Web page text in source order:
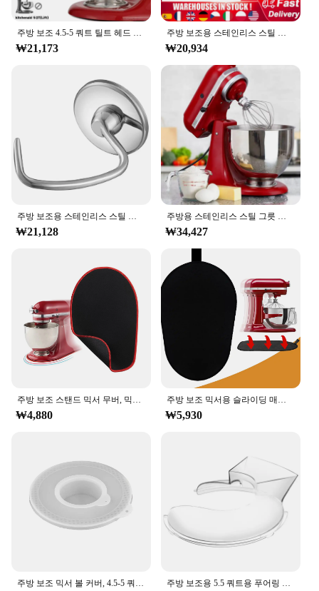
**Versatile and Adaptable for Every Kitchen**
Whether you're a professional baker or a home
cook, the KitchenAid 5Q Tilt Head Mixer is a
versatile addition to your kitchen arsenal. Its
powerful motor and ergonomic design make it an
ideal choice for a variety of tasks, from kneading
bread dough to whipping up light and fluffy
meringue. The included comprehensive set of
attachments expands its functionality, allowing you
to tackle a wide range of culinary creations with
ease. Its lightweight yet robust construction ensures
that it can be used for extended periods without
fatigue, making it a reliable partner for all your
kitchen adventures.
**A Seamless Fit for Every Kitchen**
With its wholesale availability and vendor support,
the KitchenAid 5Q Tilt Head Mixer is not just a
standout product but also a wise investment for
those who value quality and efficiency in their
kitchen. Its design is not only aesthetically pleasing
but also thoughtfully crafted to fit seamlessly into
any kitchen setup. Whether you're looking to
upgrade your current mixer or starting from scratch,
this mixer set is an excellent choice for anyone
looking to enhance their baking and cooking
experience. The KitchenAid 5Q Tilt Head Mixer is
more than just a tool; it's a companion for your
culinary journey, ensuring that every recipe is a
success.
주방 보조 4.5-5 쿼트 틸트 헤드 스탠드 믹서 스테인레스 스틸 플랫 비터 부착 교체 부품, 세척 가능한 보울
₩21,173
주방 보조용 스테인리스 스틸 플랫 비터, 틸트 헤드 스탠드, 믹서 부착 교체 부품, 세척 가능 보울, 4.5-5 쿼트
₩20,934
주방 보조용 스테인리스 스틸 반죽 후크 부착물, 4.5-5 쿼트 틸트 헤드 스탠드 믹서, 교체 부품, 빵 후크
₩21,128
주방용 스테인리스 스틸 그릇 에그비터 믹서, 4.5-5 쿼트 틸트 헤드 스탠드 믹서, 식기 세척기 안전
₩34,427
주방 보조 스탠드 믹서 무버, 믹서 슬라이더 패드, 주방 보조 냄비 매트 액세서리, 주방 보조 장인과 호환 가능
₩4,880
주방 보조 믹서용 슬라이딩 매트, 무버 슬라이더 매트 패드 스탠드 믹서, 주방 가전 슬라이더 매트 호환 주방 액세서리
₩5,930
주방 보조 믹서 볼 커버, 4.5-5 쿼트 틸트 헤드 스탠드, 믹서 볼 커버 뚜껑, 1 개, 2 개 주방 보조용 5.5 쿼트용 푸어링 실드, 스테인레스 스틸 보울 리프트 스탠드, 믹서 액세서리, 스플래시 가드, 6, 7, 8 Qt